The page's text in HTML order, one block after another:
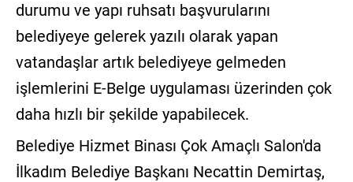
durumu ve yapı ruhsatı başvurularını
belediyeye gelerek yazılı olarak yapan
vatandaşlar artık belediyeye gelmeden
işlemlerini E-Belge uygulaması üzerinden çok
daha hızlı bir şekilde yapabilecek.
Belediye Hizmet Binası Çok Amaçlı Salon'da
İlkadım Belediye Başkanı Necattin Demirtaş,